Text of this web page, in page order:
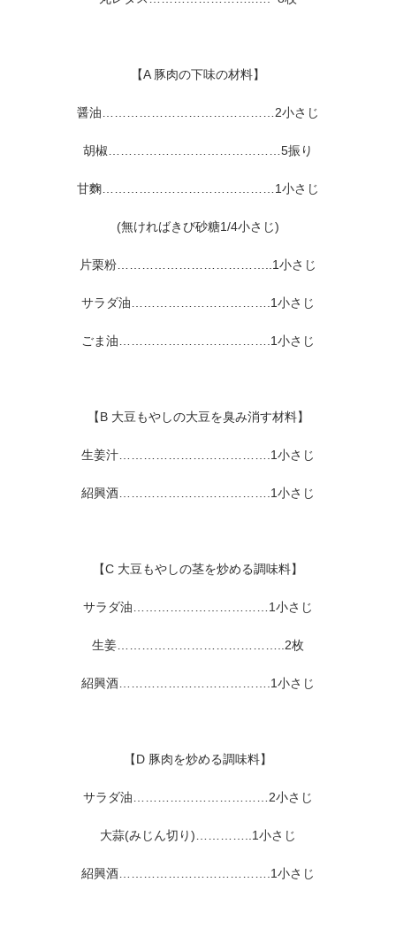
【A 豚肉の下味の材料】
醤油……………………………………2小さじ
胡椒……………………………………5振り
甘麴……………………………………1小さじ
(無ければきび砂糖1/4小さじ)
片栗粉………………………………..1小さじ
サラダ油…………………………….1小さじ
ごま油……………………………….1小さじ
【B 大豆もやしの大豆を臭み消す材料】
生姜汁……………………………….1小さじ
紹興酒……………………………….1小さじ
【C 大豆もやしの茎を炒める調味料】
サラダ油……………………………1小さじ
生姜…………………………………..2枚
紹興酒……………………………….1小さじ
【D 豚肉を炒める調味料】
サラダ油……………………………2小さじ
大蒜(みじん切り)…………..1小さじ
紹興酒……………………………….1小さじ